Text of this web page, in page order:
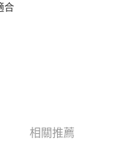
方式。 讓您購物簡單
連結，可透過四大超商／
合
相關推薦